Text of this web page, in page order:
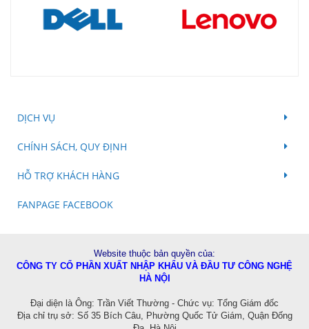
DỊCH VỤ
CHÍNH SÁCH, QUY ĐỊNH
HỖ TRỢ KHÁCH HÀNG
FANPAGE FACEBOOK
Website thuộc bản quyền của:
CÔNG TY CỔ PHẦN XUẤT NHẬP KHẨU VÀ ĐẦU TƯ CÔNG NGHỆ
HÀ NỘI
Đại diện là Ông: Trần Viết Thường - Chức vụ: Tổng Giám đốc
Địa chỉ trụ sở: Số 35 Bích Câu, Phường Quốc Tử Giám, Quận Đống